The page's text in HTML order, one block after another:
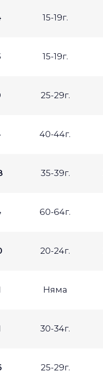
15-19г.
15-19г.
25-29г.
40-44г.
35-39г.
60-64г.
20-24г.
Няма
30-34г.
25-29г.